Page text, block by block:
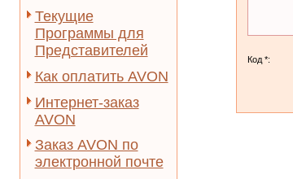
Текущие
Программы для
Представителей
Как оплатить AVON
Интернет-заказ
AVON
Заказ AVON по
электронной почте
Код *: